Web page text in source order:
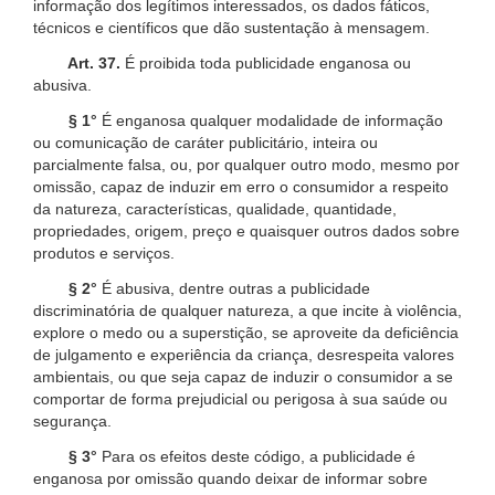
informação dos legítimos interessados, os dados fáticos,
técnicos e científicos que dão sustentação à mensagem.
Art. 37. É proibida toda publicidade enganosa ou
abusiva.
§ 1° É enganosa qualquer modalidade de informação
ou comunicação de caráter publicitário, inteira ou
parcialmente falsa, ou, por qualquer outro modo, mesmo por
omissão, capaz de induzir em erro o consumidor a respeito
da natureza, características, qualidade, quantidade,
propriedades, origem, preço e quaisquer outros dados sobre
produtos e serviços.
§ 2° É abusiva, dentre outras a publicidade
discriminatória de qualquer natureza, a que incite à violência,
explore o medo ou a superstição, se aproveite da deficiência
de julgamento e experiência da criança, desrespeita valores
ambientais, ou que seja capaz de induzir o consumidor a se
comportar de forma prejudicial ou perigosa à sua saúde ou
segurança.
§ 3° Para os efeitos deste código, a publicidade é
enganosa por omissão quando deixar de informar sobre